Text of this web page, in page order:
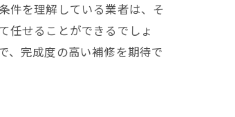
件を理解している業者は、そ
任せることができるでしょ
、完成度の高い補修を期待で